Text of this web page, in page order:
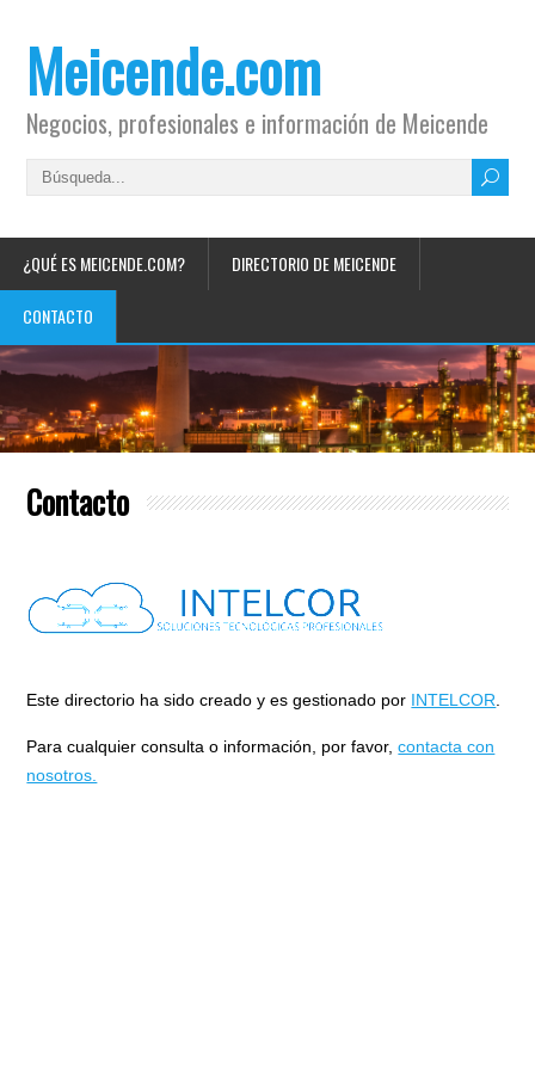
Meicende.com
Negocios, profesionales e información de Meicende
¿QUÉ ES MEICENDE.COM? DIRECTORIO DE MEICENDE
CONTACTO
Contacto
Este directorio ha sido creado y es gestionado por INTELCOR
Para cualquier consulta o información, por favor,contacta con
nosotros.